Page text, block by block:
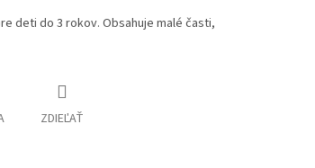
deti do 3 rokov. Obsahuje malé časti,
ZDIEĽAŤ